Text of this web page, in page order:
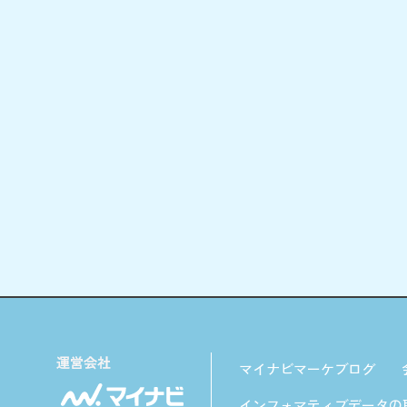
マイナビマーケブログ